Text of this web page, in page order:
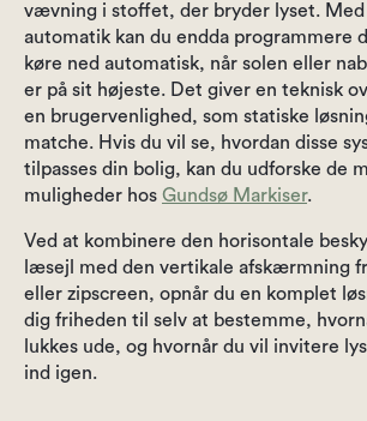
vævning i stoffet, der bryder lyset. Med
automatik kan du endda programmere
køre ned automatisk, når solen eller
er på sit højeste. Det giver en teknisk
en brugervenlighed, som statiske
matche. Hvis du vil se, hvordan disse
tilpasses din bolig, kan du udforske de
muligheder hos Gundsø Markiser.
Ved at kombinere den horisontale
læsejl med den vertikale afskærmning
eller zipscreen, opnår du en komplet
dig friheden til selv at bestemme,
lukkes ude, og hvornår du vil invitere
ind igen.